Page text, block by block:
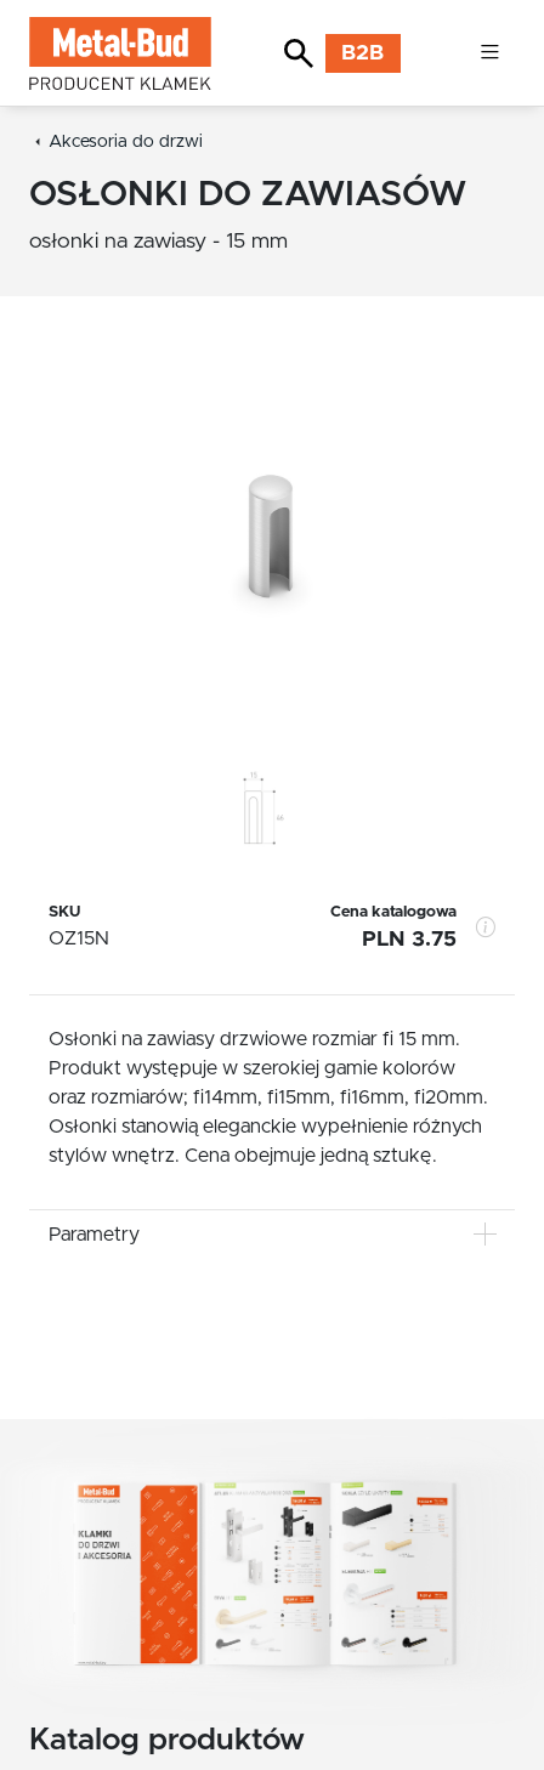
B2B
Akcesoria do drzwi
OSŁONKI DO ZAWIASÓW
osłonki na zawiasy - 15 mm
SKU
OZ15N
Cena katalogowa
PLN 3.75
Osłonki na zawiasy drzwiowe rozmiar fi 15 mm.
Produkt występuje w szerokiej gamie kolorów
oraz rozmiarów; fi14mm, fi15mm, fi16mm, fi20mm.
Osłonki stanowią eleganckie wypełnienie różnych
stylów wnętrz. Cena obejmuje jedną sztukę.
Parametry
Katalog produktów